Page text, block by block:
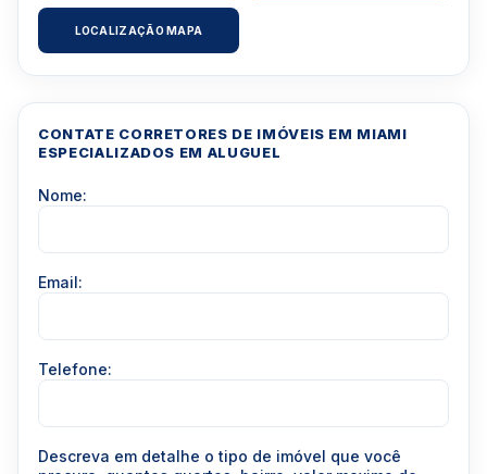
LOCALIZAÇÃO MAPA
CONTATE CORRETORES DE IMÓVEIS EM MIAMI
ESPECIALIZADOS EM ALUGUEL
Nome:
Email:
Telefone:
Descreva em detalhe o tipo de imóvel que você